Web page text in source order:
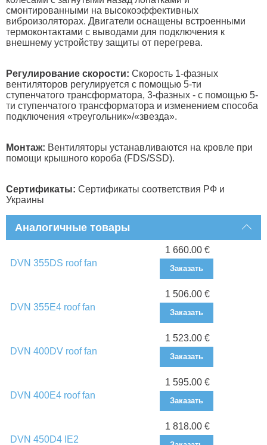
смонтированными на высокоэффективных
виброизоляторах. Двигатели оснащены встроенными
термоконтактами с выводами для подключения к
внешнему устройству защиты от перегрева.
Регулирование скорости: Скорость 1-фазных
вентиляторов регулируется с помощью 5-ти
ступенчатого трансформатора, 3-фазных - с помощью 5-
ти ступенчатого трансформатора и изменением способа
подключения «треугольник»/«звезда».
Монтаж: Вентиляторы устанавливаются на кровле при
помощи крышного короба (FDS/SSD).
Сертификаты: Сертификаты соответствия РФ и
Украины
Аналогичные товары
DVN 355DS roof fan
1 660.00 €
Заказать
DVN 355E4 roof fan
1 506.00 €
Заказать
DVN 400DV roof fan
1 523.00 €
Заказать
DVN 400E4 roof fan
1 595.00 €
Заказать
DVN 450D4 IE2
1 818.00 €